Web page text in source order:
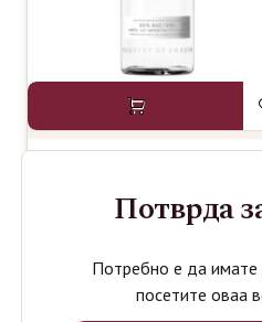
Потврда
Потребно е да имате
посетите оваа